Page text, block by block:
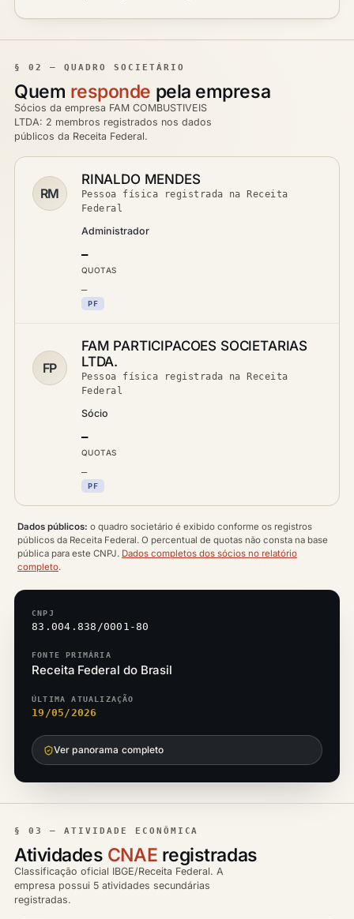
§ 02 — QUADRO SOCIETÁRIO
Quem responde pela empresa
Sócios da empresa FAM COMBUSTIVEIS
LTDA: 2 membros registrados nos dados
públicos da Receita Federal.
RM
RINALDO MENDES
Pessoa física registrada na Receita
Federal
Administrador
—
QUOTAS
—
PF
FP
FAM PARTICIPACOES SOCIETARIAS
LTDA.
Pessoa física registrada na Receita
Federal
Sócio
—
QUOTAS
—
PF
Dados públicos: o quadro societário é exibido conforme os registros
públicos da Receita Federal. O percentual de quotas não consta na base
pública para este CNPJ. Dados completos dos sócios no relatório
completo.
CNPJ
83.004.838/0001-80
FONTE PRIMÁRIA
Receita Federal do Brasil
ÚLTIMA ATUALIZAÇÃO
19/05/2026
Ver panorama completo
§ 03 — ATIVIDADE ECONÔMICA
Atividades CNAE registradas
Classificação oficial IBGE/Receita Federal. A
empresa possui 5 atividades secundárias
registradas.